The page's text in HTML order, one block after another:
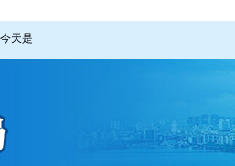
今天是